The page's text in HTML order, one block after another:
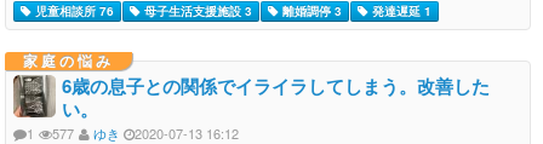
児童相談所 76 母子生活支援施設 3 離婚調停 3 発達遅延 1
家庭の悩み
6歳の息子との関係でイライラしてしまう。改善した
い。
1 577 ゆき 2020-07-13 16:12